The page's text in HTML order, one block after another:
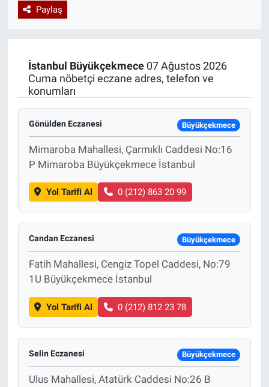
Paylaş
İstanbul Büyükçekmece07 Ağustos 2026
Cuma nöbetçi eczane adres, telefon ve
konumları
Gönülden Eczanesi Büyükçekmece
Mimaroba Mahallesi, Çarmıklı Caddesi No:16
P Mimaroba Büyükçekmece İstanbul
Yol Tarifi Al 0 (212) 863 20 99
Candan Eczanesi Büyükçekmece
Fatih Mahallesi, Cengiz Topel Caddesi, No:79
1U Büyükçekmece İstanbul
Yol Tarifi Al 0 (212) 812 23 78
Selin Eczanesi Büyükçekmece
Ulus Mahallesi, Atatürk Caddesi No:26 B
Özel Haberler
Dünya
Özel Haberler
Erişim Bilgileri
Teknoloji
Ramazan
Haber Arşivi